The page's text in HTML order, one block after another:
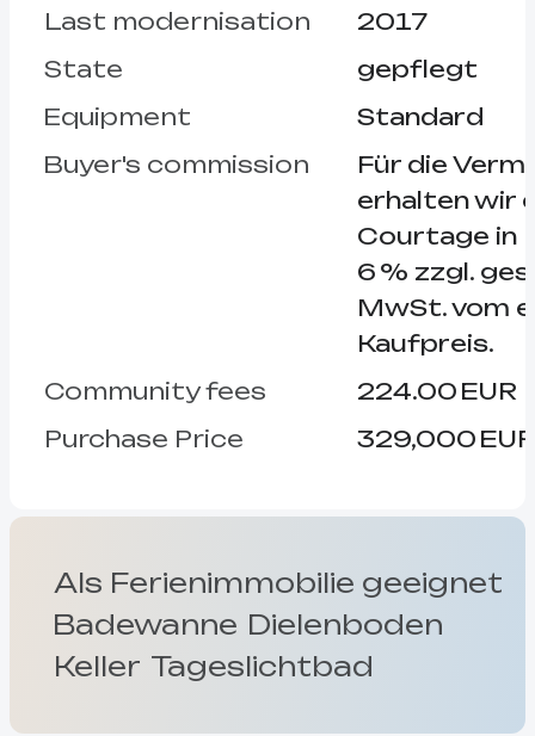
Last modernisation
2017
State
gepflegt
Equipment
Standard
Buyer's commission
Für die
erhalten wir
Courtage in
6 % zzgl.
MwSt. vom
Kaufpreis.
Community fees
224.00 EUR
Purchase Price
329,000 EUR
Als Ferienimmobilie geeignet
Badewanne Dielenboden
Keller Tageslichtbad